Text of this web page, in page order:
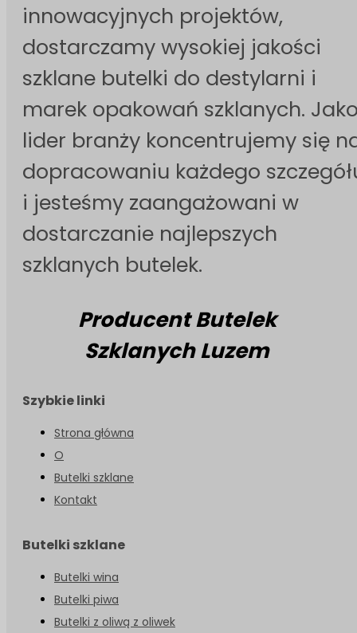
innowacyjnych projektów,
dostarczamy wysokiej jakości
szklane butelki do destylarni i
marek opakowań szklanych.
lider branży koncentrujemy się
dopracowaniu każdego
i jesteśmy zaangażowani w
dostarczanie najlepszych
szklanych butelek.
Producent Butelek
Szklanych Luzem
Szybkie linki
Strona główna
O
Butelki szklane
Kontakt
Butelki szklane
Butelki wina
Butelki piwa
Butelki z oliwą z oliwek